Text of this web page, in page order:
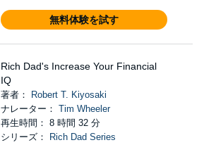
無料体験を試す
Rich Dad's Increase Your Financial
IQ
著者：
Robert T. Kiyosaki
ナレーター： Tim Wheeler
再生時間： 8 時間 32 分
シリーズ：
Rich Dad Series